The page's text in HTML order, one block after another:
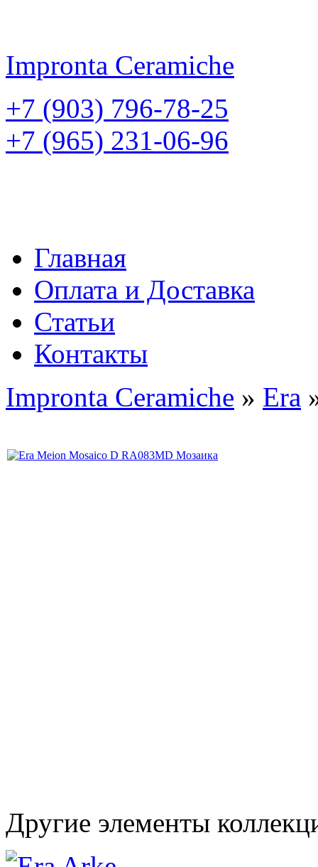
Impronta Ceramiche
+7 (903) 796-78-25
+7 (965) 231-06-96
Главная
Оплата и Доставка
Статьи
Контакты
Impronta Ceramiche » Era
Другие элементы